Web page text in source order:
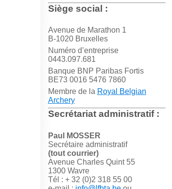
Siège social :
Avenue de Marathon 1
B-1020 Bruxelles
Numéro d’entreprise
0443.097.681
Banque BNP Paribas Fortis
BE73 0016 5476 7860
Membre de la Royal Belgian
Archery
Secrétariat administratif :
Paul MOSSER
Secrétaire administratif
(tout courrier)
Avenue Charles Quint 55
1300 Wavre
Tél : + 32 (0)2 318 55 00